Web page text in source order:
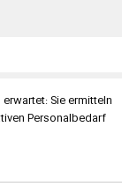
erwartet: Sie ermitteln
Personalbedarf